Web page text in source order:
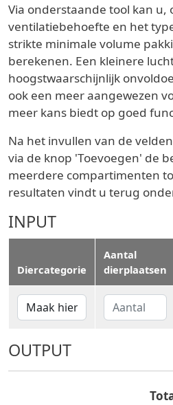
Via onderstaande tool kan u,
ventilatiebehoefte en het
strikte minimale volume
berekenen. Een kleinere
hoogstwaarschijnlijk
ook een meer aangewezen
meer kans biedt op goed
Na het invullen van de
via de knop 'Toevoegen' de
meerdere compartimenten
resultaten vindt u terug
INPUT
Diercategorie
Aantal
dierplaatsen
OUTPUT